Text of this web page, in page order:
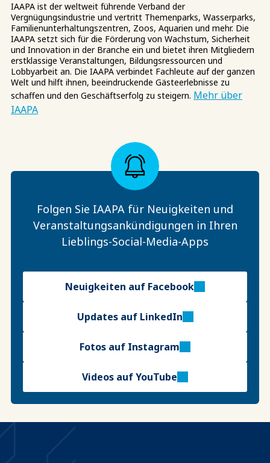
IAAPA ist der weltweit führende Verband der
Vergnügungsindustrie und vertritt Themenparks, Wasserparks,
Familienunterhaltungszentren, Zoos, Aquarien und mehr. Die
IAAPA setzt sich für die Förderung von Wachstum, Sicherheit
und Innovation in der Branche ein und bietet ihren Mitgliedern
erstklassige Veranstaltungen, Bildungsressourcen und
Lobbyarbeit an. Die IAAPA verbindet Fachleute auf der ganzen
Welt und hilft ihnen, beeindruckende Gästeerlebnisse zu
schaffen und den Geschäftserfolg zu steigern. Mehr über
IAAPA
Folgen Sie IAAPA für Neuigkeiten und
Veranstaltungsankündigungen in Ihren
Lieblings-Social-Media-Apps
Neuigkeiten auf Facebook
Updates auf LinkedIn
Fotos auf Instagram
Videos auf YouTube